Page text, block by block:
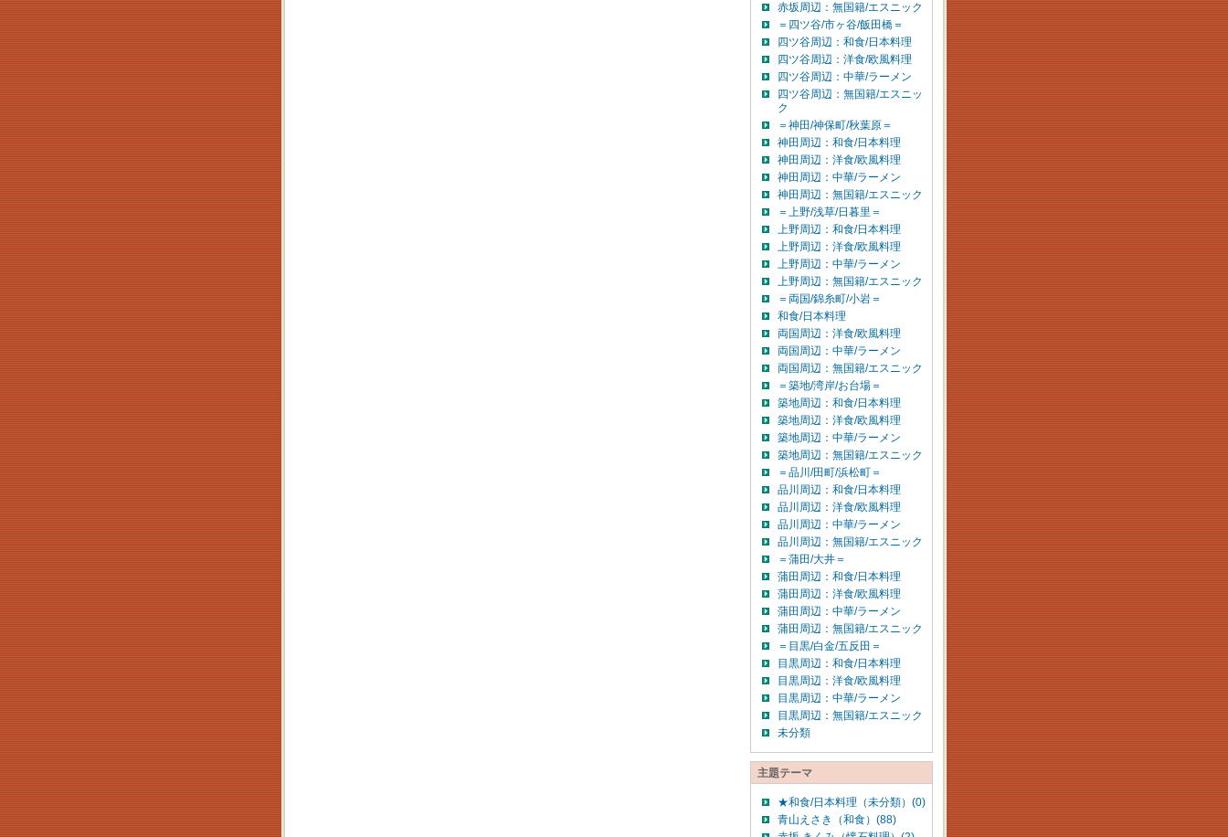
赤坂周辺：無国籍/エスニック
＝四ツ谷/市ヶ谷/飯田橋＝
四ツ谷周辺：和食/日本料理
四ツ谷周辺：洋食/欧風料理
四ツ谷周辺：中華/ラーメン
四ツ谷周辺：無国籍/エスニッ
ク
＝神田/神保町/秋葉原＝
神田周辺：和食/日本料理
神田周辺：洋食/欧風料理
神田周辺：中華/ラーメン
神田周辺：無国籍/エスニック
＝上野/浅草/日暮里＝
上野周辺：和食/日本料理
上野周辺：洋食/欧風料理
上野周辺：中華/ラーメン
上野周辺：無国籍/エスニック
＝両国/錦糸町/小岩＝
和食/日本料理
両国周辺：洋食/欧風料理
両国周辺：中華/ラーメン
両国周辺：無国籍/エスニック
＝築地/湾岸/お台場＝
築地周辺：和食/日本料理
築地周辺：洋食/欧風料理
築地周辺：中華/ラーメン
築地周辺：無国籍/エスニック
＝品川/田町/浜松町＝
品川周辺：和食/日本料理
品川周辺：洋食/欧風料理
品川周辺：中華/ラーメン
品川周辺：無国籍/エスニック
＝蒲田/大井＝
蒲田周辺：和食/日本料理
蒲田周辺：洋食/欧風料理
蒲田周辺：中華/ラーメン
蒲田周辺：無国籍/エスニック
＝目黒/白金/五反田＝
目黒周辺：和食/日本料理
目黒周辺：洋食/欧風料理
目黒周辺：中華/ラーメン
目黒周辺：無国籍/エスニック
未分類
主題テーマ
★和食/日本料理（未分類）(0)
青山えさき（和食）(88)